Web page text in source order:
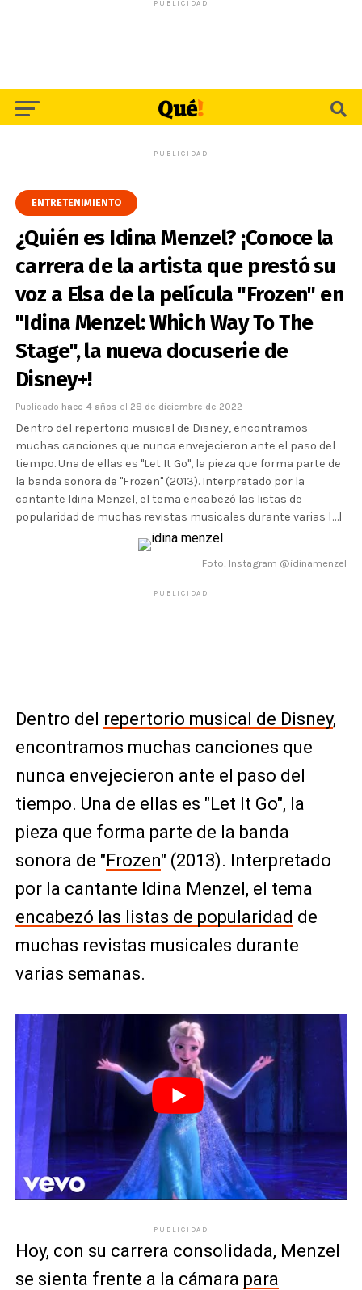
PUBLICIDAD
PUBLICIDAD
ENTRETENIMIENTO
¿Quién es Idina Menzel? ¡Conoce la
carrera de la artista que prestó su
voz a Elsa de la película "Frozen" en
"Idina Menzel: Which Way To The
Stage", la nueva docuserie de
Disney+!
Publicado hace 4 años el 28 de diciembre de 2022
Dentro del repertorio musical de Disney, encontramos
muchas canciones que nunca envejecieron ante el paso del
tiempo. Una de ellas es "Let It Go", la pieza que forma parte de
la banda sonora de "Frozen" (2013). Interpretado por la
cantante Idina Menzel, el tema encabezó las listas de
popularidad de muchas revistas musicales durante varias […]
Foto: Instagram @idinamenzel
PUBLICIDAD
Dentro del repertorio musical de Disney,
encontramos muchas canciones que
nunca envejecieron ante el paso del
tiempo. Una de ellas es "Let It Go", la
pieza que forma parte de la banda
sonora de "Frozen" (2013). Interpretado
por la cantante Idina Menzel, el tema
encabezó las listas de popularidad de
muchas revistas musicales durante
varias semanas.
PUBLICIDAD
Hoy, con su carrera consolidada, Menzel
se sienta frente a la cámara para